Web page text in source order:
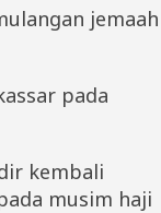
jemaah
pada
kembali
musim haji